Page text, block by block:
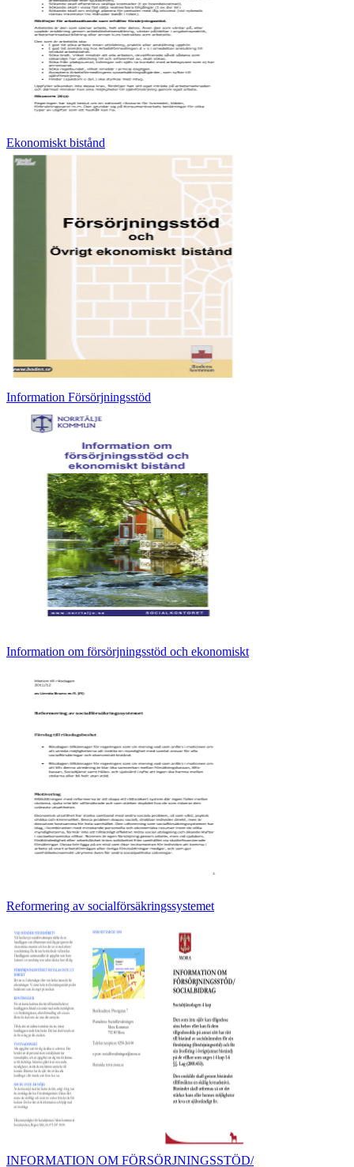
Ekonomiskt bistånd
Information Försörjningsstöd
Information om försörjningsstöd och ekonomiskt
Reformering av socialförsäkringssystemet
INFORMATION OM FÖRSÖRJNINGSSTÖD/